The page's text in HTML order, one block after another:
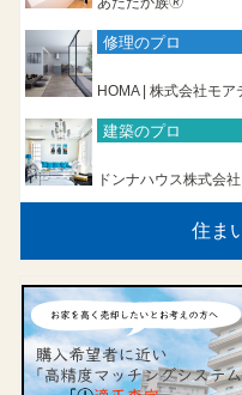
修理のプロ
HOMA | 株式会社モア
建築のプロ
ドンナハウス株式会
住ま